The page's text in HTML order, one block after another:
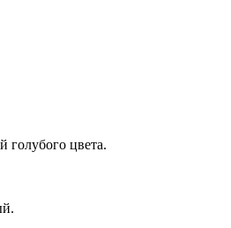
голубого цвета.